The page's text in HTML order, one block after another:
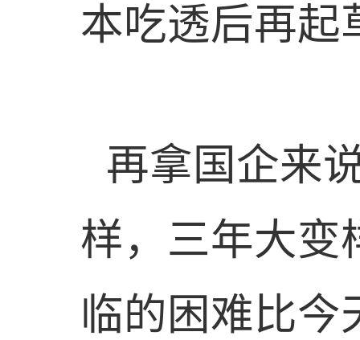
本吃透后再起
再拿国企来
样，三年大变
临的困难比今